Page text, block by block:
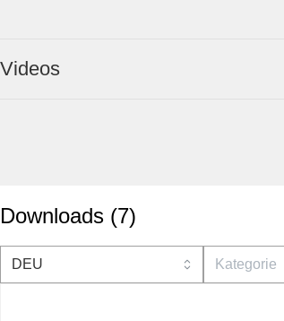
Videos
Downloads (7)